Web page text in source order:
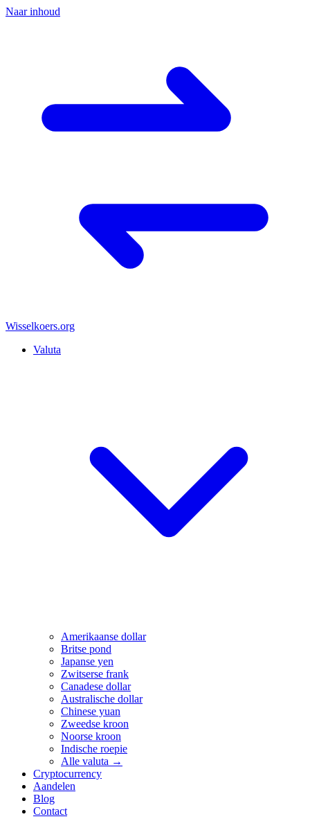
Naar inhoud
Wisselkoers.org
Valuta
Amerikaanse dollar
Britse pond
Japanse yen
Zwitserse frank
Canadese dollar
Australische dollar
Chinese yuan
Zweedse kroon
Noorse kroon
Indische roepie
Alle valuta →
Cryptocurrency
Aandelen
Blog
Contact